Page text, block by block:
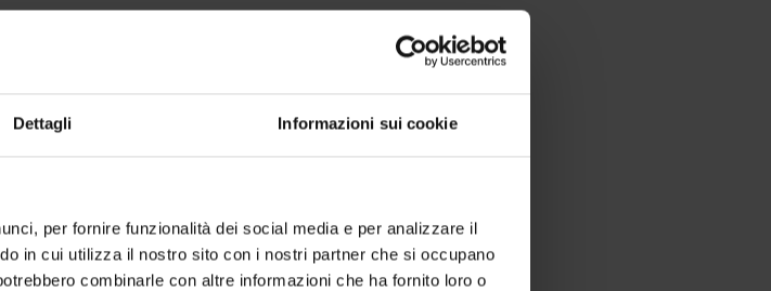
Dettagli Informazioni sui cookie
per fornire funzionalità dei social media e per analizzare il
in cui utilizza il nostro sito con i nostri partner che si occupano
combinarle con altre informazioni che ha fornito loro o